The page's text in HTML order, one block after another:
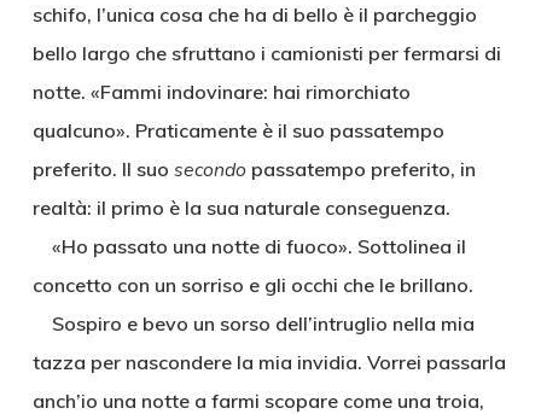
schifo, l’unica cosa che ha di bello è il parcheggio
bello largo che sfruttano i camionisti per fermarsi di
notte. «Fammi indovinare: hai rimorchiato
qualcuno». Praticamente è il suo passatempo
preferito. Il suo secondopassatempo preferito, in
realtà: il primo è la sua naturale conseguenza.
«Ho passato una notte di fuoco». Sottolinea il
concetto con un sorriso e gli occhi che le brillano.
Sospiro e bevo un sorso dell’intruglio nella mia
tazza per nascondere la mia invidia. Vorrei passarla
anch’io una notte a farmi scopare come una troia,